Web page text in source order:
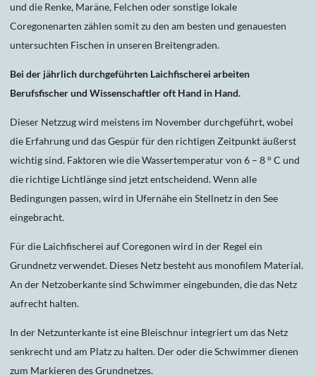
und die Renke, Maräne, Felchen oder sonstige lokale
Coregonenarten zählen somit zu den am besten und genauesten
untersuchten Fischen in unseren Breitengraden.
Bei der jährlich durchgeführten Laichfischerei arbeiten
Berufsfischer und Wissenschaftler oft Hand in Hand.
Dieser Netzzug wird meistens im November durchgeführt, wobei
die Erfahrung und das Gespür für den richtigen Zeitpunkt äußerst
wichtig sind. Faktoren wie die Wassertemperatur von 6 – 8 ° C und
die richtige Lichtlänge sind jetzt entscheidend. Wenn alle
Bedingungen passen, wird in Ufernähe ein Stellnetz in den See
eingebracht.
Für die Laichfischerei auf Coregonen wird in der Regel ein
Grundnetz verwendet. Dieses Netz besteht aus monofilem Material.
An der Netzoberkante sind Schwimmer eingebunden, die das Netz
aufrecht halten.
In der Netzunterkante ist eine Bleischnur integriert um das Netz
senkrecht und am Platz zu halten. Der oder die Schwimmer dienen
zum Markieren des Grundnetzes.